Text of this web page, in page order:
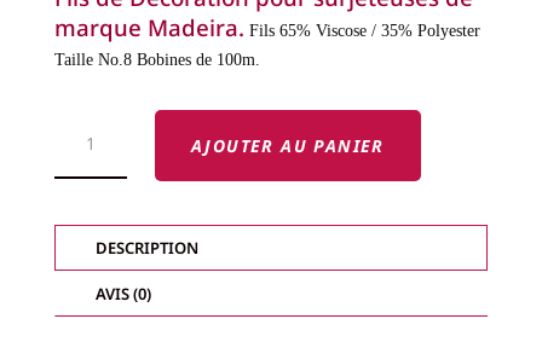
marque Madeira. Fils 65% Viscose / 35% Polyester
Taille No.8 Bobines de 100m.
GLAMOUR
-
DÉCORATIFS
MÉTALLIQUES-
AJOUTER AU PANIER
DESCRIPTION
AVIS (0)